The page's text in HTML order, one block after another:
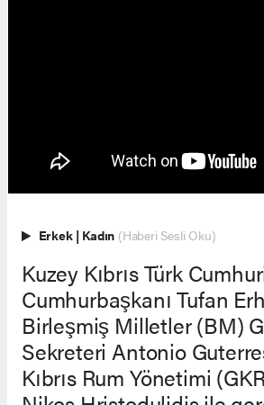
Erkek | Kadın (Haberi Sesli Oku)
Kuzey Kıbrıs Türk
Cumhurbaşkanı Tufan
Birleşmiş Milletler (BM)
Sekreteri Antonio
Kıbrıs Rum Yönetimi